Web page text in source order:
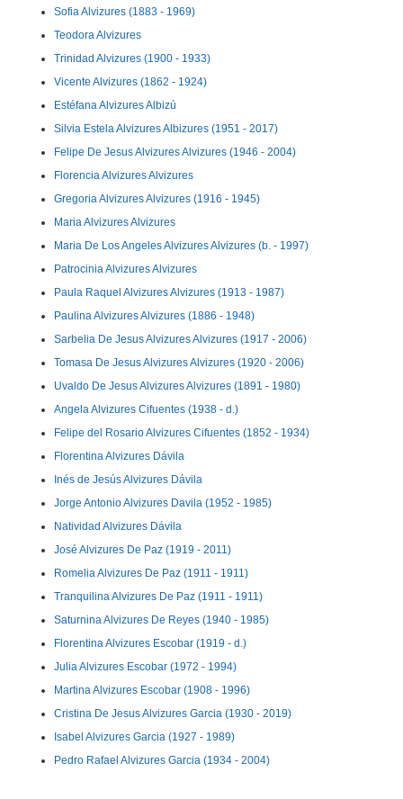
Sofia Alvizures (1883 - 1969)
Teodora Alvizures
Trinidad Alvizures (1900 - 1933)
Vicente Alvizures (1862 - 1924)
Estéfana Alvizures Albizú
Silvia Estela Alvizures Albizures (1951 - 2017)
Felipe De Jesus Alvizures Alvizures (1946 - 2004)
Florencia Alvizures Alvizures
Gregoria Alvizures Alvizures (1916 - 1945)
Maria Alvizures Alvizures
Maria De Los Angeles Alvizures Alvizures (b. - 1997)
Patrocinia Alvizures Alvizures
Paula Raquel Alvizures Alvizures (1913 - 1987)
Paulina Alvizures Alvizures (1886 - 1948)
Sarbelia De Jesus Alvizures Alvizures (1917 - 2006)
Tomasa De Jesus Alvizures Alvizures (1920 - 2006)
Uvaldo De Jesus Alvizures Alvizures (1891 - 1980)
Angela Alvizures Cifuentes (1938 - d.)
Felipe del Rosario Alvizures Cifuentes (1852 - 1934)
Florentina Alvizures Dávila
Inés de Jesús Alvizures Dávila
Jorge Antonio Alvizures Davila (1952 - 1985)
Natividad Alvizures Dávila
José Alvizures De Paz (1919 - 2011)
Romelia Alvizures De Paz (1911 - 1911)
Tranquilina Alvizures De Paz (1911 - 1911)
Saturnina Alvizures De Reyes (1940 - 1985)
Florentina Alvizures Escobar (1919 - d.)
Julia Alvizures Escobar (1972 - 1994)
Martina Alvizures Escobar (1908 - 1996)
Cristina De Jesus Alvizures Garcia (1930 - 2019)
Isabel Alvizures Garcia (1927 - 1989)
Pedro Rafael Alvizures Garcia (1934 - 2004)